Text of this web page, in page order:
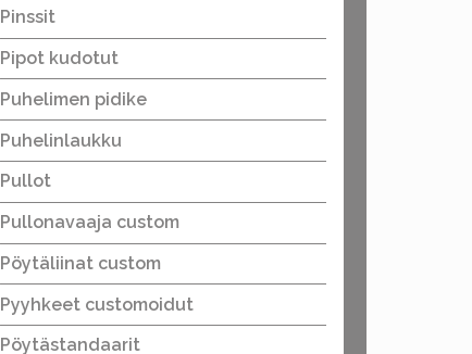
Pinssit
Pipot kudotut
Puhelimen pidike
Puhelinlaukku
Pullot
Pullonavaaja custom
Pöytäliinat custom
Pyyhkeet customoidut
Pöytästandaarit